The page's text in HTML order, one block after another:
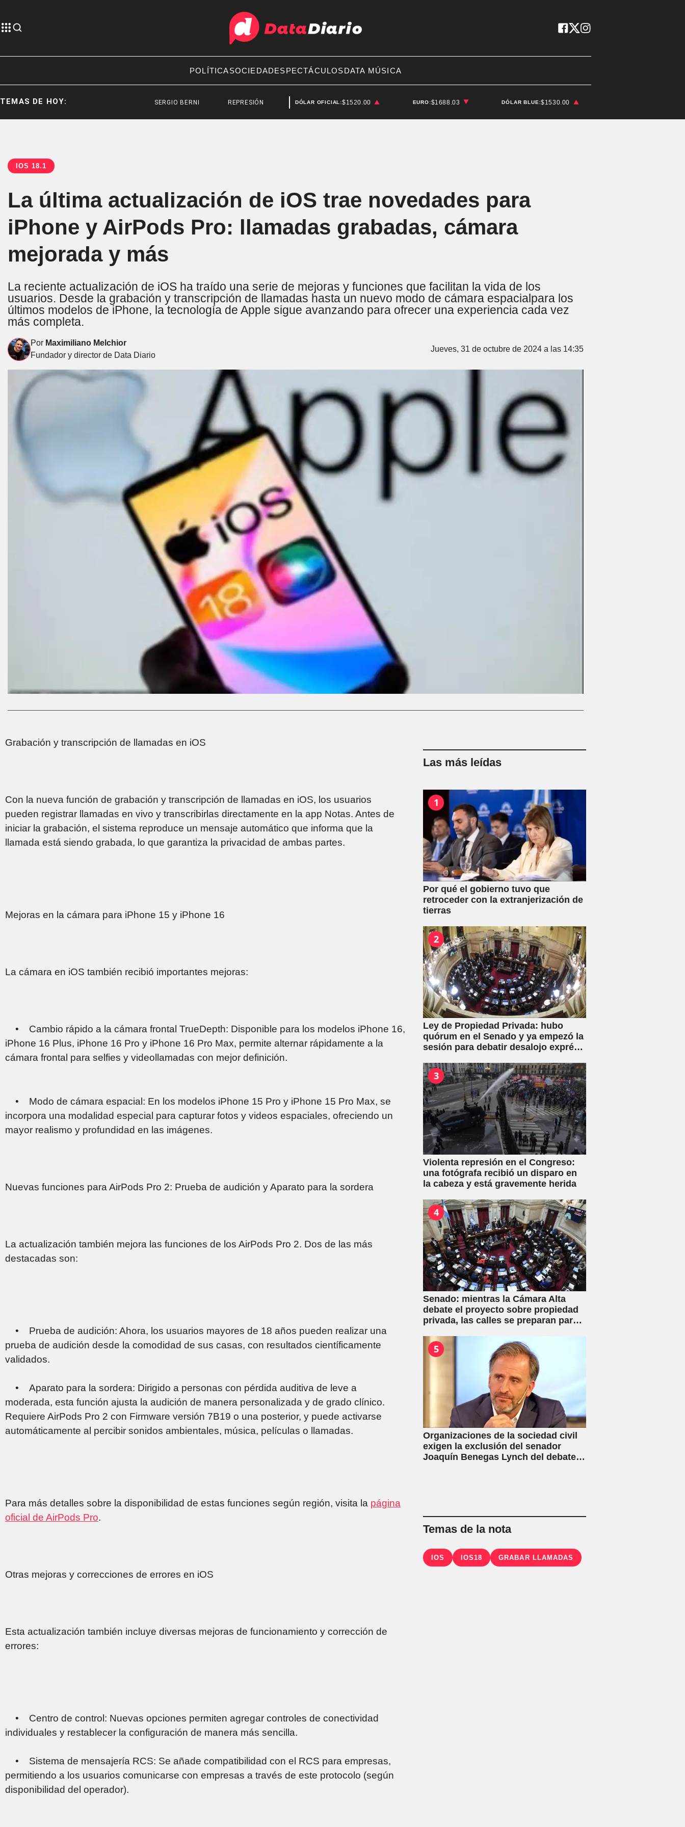
POLÍTICASOCIEDADESPECTÁCULOSDATA MÚSICA
TEMAS DE HOY: SERGIO BERNI REPRESIÓN REPRESIÓNDÓLAR OFICIAL:$1520.00 EURO:$1688.03 DÓLAR BLUE:$1530.00
IOS 18.1
La última actualización de iOS trae novedades para
iPhone y AirPods Pro: llamadas grabadas, cámara
mejorada y más
La reciente actualización de iOS ha traído una serie de mejoras y funciones que facilitan la vida de los
usuarios. Desde la grabación y transcripción de llamadas hasta un nuevo modo de cámara espacialpara los
últimos modelos de iPhone, la tecnología de Apple sigue avanzando para ofrecer una experiencia cada vez
más completa.
Por Maximiliano Melchior
Fundador y director de Data Diario
Jueves, 31 de octubre de 2024 a las 14:35
Grabación y transcripción de llamadas en iOS
Con la nueva función de grabación y transcripción de llamadas en iOS, los usuarios
pueden registrar llamadas en vivo y transcribirlas directamente en la app Notas. Antes de
iniciar la grabación, el sistema reproduce un mensaje automático que informa que la
llamada está siendo grabada, lo que garantiza la privacidad de ambas partes.
Mejoras en la cámara para iPhone 15 y iPhone 16
La cámara en iOS también recibió importantes mejoras:
• Cambio rápido a la cámara frontal TrueDepth: Disponible para los modelos iPhone 16,
iPhone 16 Plus, iPhone 16 Pro y iPhone 16 Pro Max, permite alternar rápidamente a la
cámara frontal para selfies y videollamadas con mejor definición.
• Modo de cámara espacial: En los modelos iPhone 15 Pro y iPhone 15 Pro Max, se
incorpora una modalidad especial para capturar fotos y videos espaciales, ofreciendo un
mayor realismo y profundidad en las imágenes.
Nuevas funciones para AirPods Pro 2: Prueba de audición y Aparato para la sordera
La actualización también mejora las funciones de los AirPods Pro 2. Dos de las más
destacadas son:
• Prueba de audición: Ahora, los usuarios mayores de 18 años pueden realizar una
prueba de audición desde la comodidad de sus casas, con resultados científicamente
validados.
• Aparato para la sordera: Dirigido a personas con pérdida auditiva de leve a
moderada, esta función ajusta la audición de manera personalizada y de grado clínico.
Requiere AirPods Pro 2 con Firmware versión 7B19 o una posterior, y puede activarse
automáticamente al percibir sonidos ambientales, música, películas o llamadas.
Para más detalles sobre la disponibilidad de estas funciones según región, visita la página
oficial de AirPods Pro.
Otras mejoras y correcciones de errores en iOS
Esta actualización también incluye diversas mejoras de funcionamiento y corrección de
errores:
• Centro de control: Nuevas opciones permiten agregar controles de conectividad
individuales y restablecer la configuración de manera más sencilla.
• Sistema de mensajería RCS: Se añade compatibilidad con el RCS para empresas,
permitiendo a los usuarios comunicarse con empresas a través de este protocolo (según
disponibilidad del operador).
Las más leídas
1
Por qué el gobierno tuvo que
retroceder con la extranjerización de
tierras
2
Ley de Propiedad Privada: hubo
quórum en el Senado y ya empezó la
sesión para debatir desalojo exprés
3
Violenta represión en el Congreso:
una fotógrafa recibió un disparo en
la cabeza y está gravemente herida
4
Senado: mientras la Cámara Alta
debate el proyecto sobre propiedad
privada, las calles se preparan para
5
Organizaciones de la sociedad civil
exigen la exclusión del senador
Joaquín Benegas Lynch del debate
Temas de la nota
IOS IOS18 GRABAR LLAMADAS